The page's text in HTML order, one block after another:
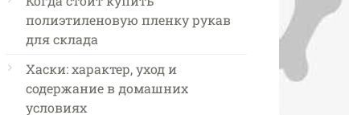
полиэтиленовую пленку рукав
для склада
Хаски: характер, уход и
содержание в домашних
условиях